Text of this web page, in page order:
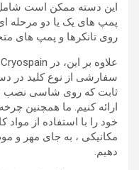
این دسته ممکن است شامل
پمپ های یک یا دو مرحله
روی تانکرها و پمپ های
سفارشی از نوع کلید در
ثابت که روی شاسی نصب
ارائه کنیم. ما همچنین
خود را با استفاده از
مکانیکی ، به جای مهر و
دهیم.